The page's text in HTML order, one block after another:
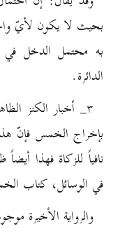
بحيث لا يكون لأيّ
به محتمل الدخل
الدائرة.
۳_ أخبار الكنز
بإخراج الخمس فإنّ
نافياً للزكاة فهذا
في الوسائل، كتاب
والرواية الأخيرة